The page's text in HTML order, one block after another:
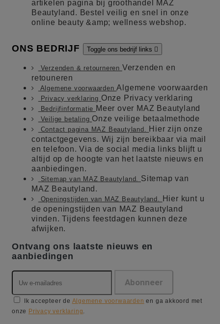
artikelen pagina bij groothandel MAZ
Beautyland. Bestel veilig en snel in onze
online beauty &amp; wellness webshop.
ONS BEDRIJF Toggle ons bedrijf links 
Verzenden & retourneren Verzenden en
retouneren
Algemene voorwaardenAlgemene voorwaarden
Privacy verklaring Onze Privacy verklaring
Bedrijfinformatie Meer over MAZ Beautyland
Veilige betaling Onze veilige betaalmethode
Contact pagina MAZ Beautyland.
Hier zijn onze
contactgegevens. Wij zijn bereikbaar via mail
en telefoon. Via de social media links blijft u
altijd op de hoogte van het laatste nieuws en
aanbiedingen.
Sitemap van MAZ Beautyland. Sitemap van
MAZ Beautyland.
Openingstijden van MAZ Beautyland.
Hier kunt u
de openingstijden van MAZ Beautyland
vinden. Tijdens feestdagen kunnen deze
afwijken.
Ontvang ons laatste nieuws en
aanbiedingen
Ik accepteer de Algemene voorwaarden en ga akkoord met
onze Privacy verklaring.